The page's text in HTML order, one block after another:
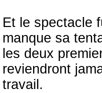
Et le spectacle
manque sa
les deux
reviendront
travail.